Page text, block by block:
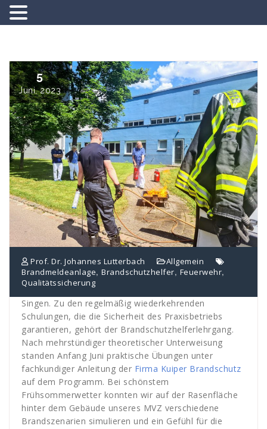
5
Juni, 2023
Prof. Dr. Johannes Lutterbach
Allgemein
Brandmeldeanlage, Brandschutzhelfer, Feuerwehr,
Qualitätssicherung
Singen. Zu den regelmäßig wiederkehrenden
Schulungen, die die Sicherheit des Praxisbetriebs
garantieren, gehört der Brandschutzhelferlehrgang.
Nach mehrstündiger theoretischer Unterweisung
standen Anfang Juni praktische Übungen unter
fachkundiger Anleitung der Firma Kuiper Brandschutz
auf dem Programm. Bei schönstem
Frühsommerwetter konnten wir auf der Rasenfläche
hinter dem Gebäude unseres MVZ verschiedene
Brandszenarien simulieren und ein Gefühl für die